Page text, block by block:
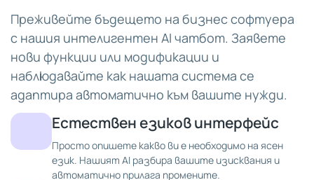
Преживейте бъдещето на бизнес софтуера
с нашия интелигентен AI чатбот. Заявете
нови функции или модификации и
наблюдавайте как нашата система се
адаптира автоматично към вашите нужди.
Естествен езиков интерфейс
Просто опишете какво ви е необходимо на ясен
език. Нашият AI разбира вашите изисквания и
автоматично прилага промените.